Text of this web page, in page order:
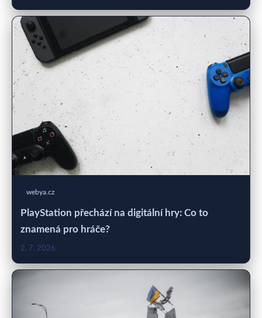
webya.cz
PlayStation přechází na digitální hry: Co to
znamená pro hráče?
2. 7. 2026